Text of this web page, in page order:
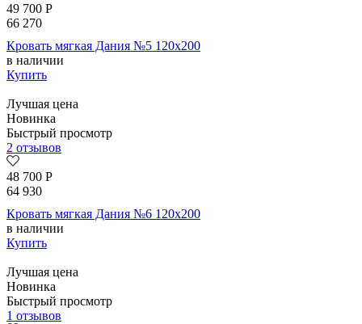
49 700 Р
66 270
Кровать мягкая Дания №5 120х200
в наличии
Купить
Лучшая цена
Новинка
Быстрый просмотр
2 отзывов
48 700 Р
64 930
Кровать мягкая Дания №6 120х200
в наличии
Купить
Лучшая цена
Новинка
Быстрый просмотр
1 отзывов